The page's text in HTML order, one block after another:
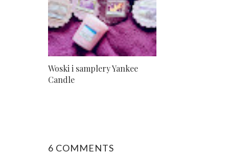
Woski i samplery Yankee
Candle
6 COMMENTS